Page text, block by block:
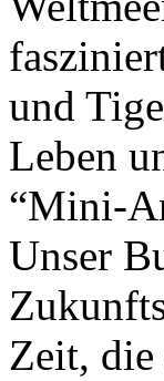
und
Leben
“Mini-
Unser
Zeit, die